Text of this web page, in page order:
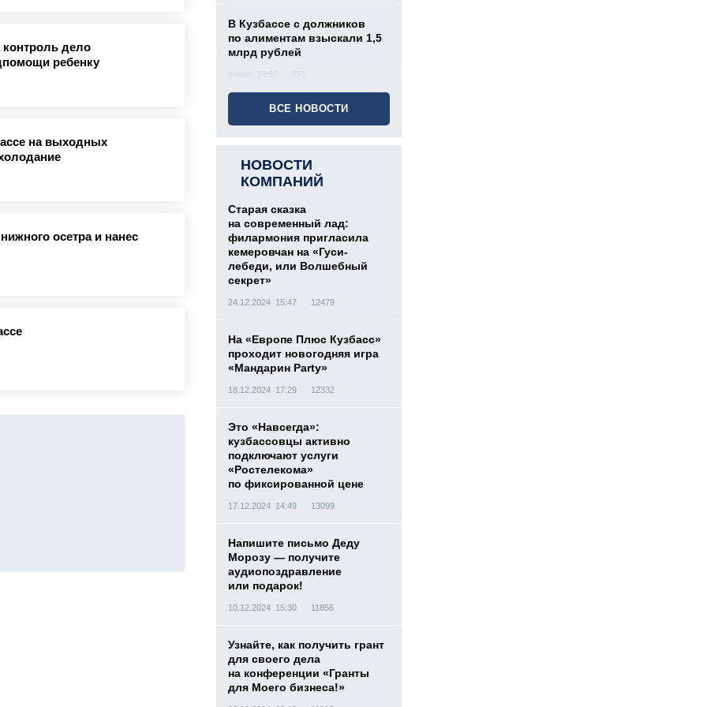
дело
ребенку
на выходных
осетра и нанес
В Кузбассе с должников
по алиментам взыскали 1,5
млрд рублей
вчера, 18:50 251
ВСЕ НОВОСТИ
НОВОСТИ
КОМПАНИЙ
Старая сказка
на современный лад:
филармония пригласила
кемеровчан на «Гуси-
лебеди, или Волшебный
секрет»
24.12.2024 15:47 12479
На «Европе Плюс Кузбасс»
проходит новогодняя игра
«Мандарин Party»
18.12.2024 17:29 12332
Это «Навсегда»:
кузбассовцы активно
подключают услуги
«Ростелекома»
по фиксированной цене
17.12.2024 14:49 13099
Напишите письмо Деду
Морозу — получите
аудиопоздравление
или подарок!
10.12.2024 15:30 11856
Узнайте, как получить грант
для своего дела
на конференции «Гранты
для Моего бизнеса!»